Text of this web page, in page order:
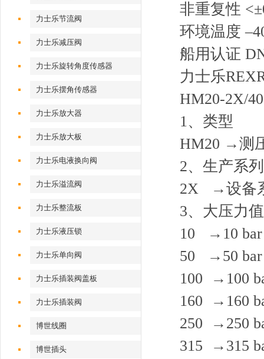
力士乐节流阀
力士乐减压阀
力士乐旋转角度传感器
力士乐摆角传感器
力士乐放大器
力士乐放大板
力士乐电液换向阀
力士乐溢流阀
力士乐整流板
力士乐液压锁
力士乐单向阀
力士乐插装阀盖板
力士乐插装阀
博世线圈
博世插头
非重复性
环境温度
船用认证
力士乐
HM20-2X/
1、类型
HM20 →测
2、生产系
2X →设备系
3、大压力值
10 →10 bar
50 →50 bar
100 →100
160 →160
250 →250
315 →315